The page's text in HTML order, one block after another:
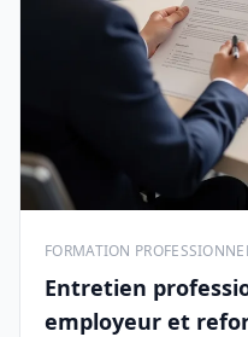
FORMATION
Entretien
employeur et